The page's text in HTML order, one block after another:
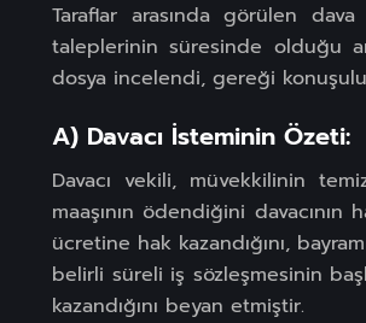
Taraflar arasında görülen
taleplerinin süresinde olduğu
dosya incelendi, gereği
A) Davacı İsteminin Özeti:
Davacı vekili, müvekkilinin
maaşının ödendiğini
ücretine hak kazandığını,
belirli süreli iş sözleşmesinin
kazandığını beyan etmiştir.